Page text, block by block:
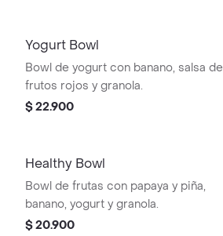
Yogurt Bowl
Bowl de yogurt con banano, salsa de
frutos rojos y granola.
$ 22.900
Healthy Bowl
Bowl de frutas con papaya y piña,
banano, yogurt y granola.
$ 20.900